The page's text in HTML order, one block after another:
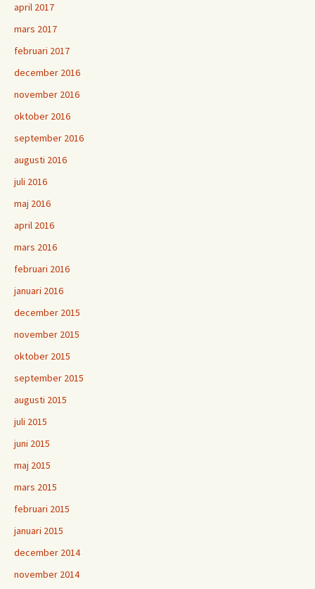
april 2017
mars 2017
februari 2017
december 2016
november 2016
oktober 2016
september 2016
augusti 2016
juli 2016
maj 2016
april 2016
mars 2016
februari 2016
januari 2016
december 2015
november 2015
oktober 2015
september 2015
augusti 2015
juli 2015
juni 2015
maj 2015
mars 2015
februari 2015
januari 2015
december 2014
november 2014